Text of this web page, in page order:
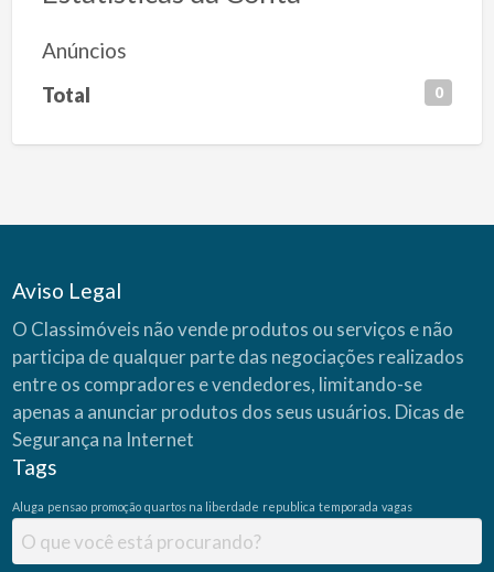
Anúncios
Total 0
Aviso Legal
O Classimóveis não vende produtos ou serviços e não
participa de qualquer parte das negociações realizados
entre os compradores e vendedores, limitando-se
apenas a anunciar produtos dos seus usuários. Dicas de
Segurança na Internet
Tags
Aluga pensao promoção quartos na liberdade republica temporada vagas